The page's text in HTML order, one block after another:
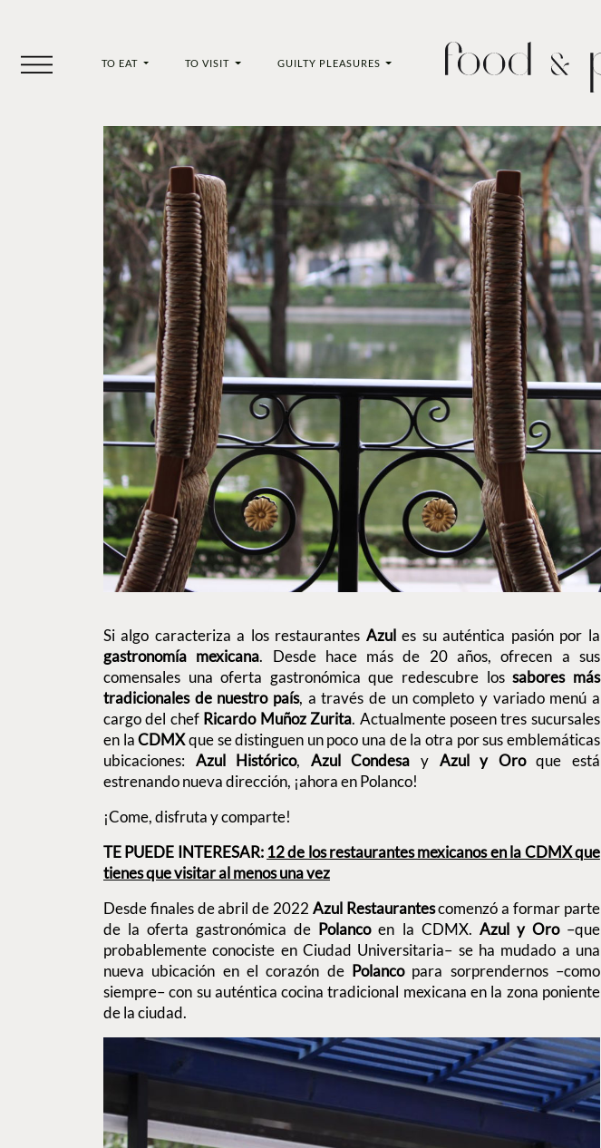
TO EAT TO VISIT GUILTY PLEASURES
Si algo caracteriza a los restaurantes Azules su auténtica pasión por la
gastronomía mexicana. Desde hace más de 20 años, ofrecen a sus
comensales una oferta gastronómica que redescubre lossabores más
tradicionales de nuestro país, a través de un completo y variado menú a
cargo del chef Ricardo Muñoz Zurita. Actualmente poseen tres sucursales
en laCDMXque se distinguen un poco una de la otra por sus emblemáticas
ubicaciones: Azul Histórico, Azul Condesa y Azul y Oroque está
estrenando nueva dirección, ¡ahora en Polanco!
¡Come, disfruta y comparte!
TE PUEDE INTERESAR:12 de los restaurantes mexicanos en la CDMX que
tienes que visitar al menos una vez
Desde finales de abril de 2022 Azul Restaurantescomenzó a formar parte
de la oferta gastronómica de Polancoen la CDMX. Azul y Oro–que
probablemente conociste en Ciudad Universitaria– se ha mudado a una
nueva ubicación en el corazón de Polancopara sorprendernos –como
siempre– con su auténtica cocina tradicional mexicana en la zona poniente
de la ciudad.